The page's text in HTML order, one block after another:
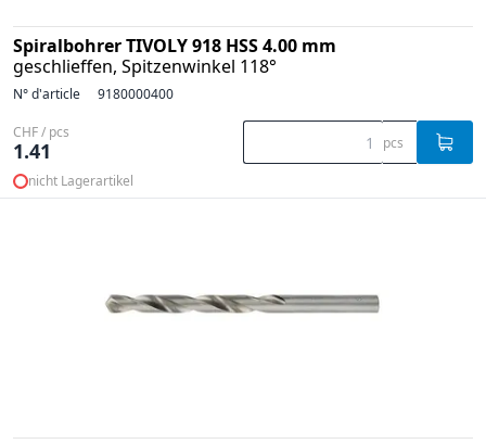
Spiralbohrer TIVOLY 918 HSS 4.00 mm
geschlieffen, Spitzenwinkel 118°
N° d'article 9180000400
CHF / pcs
1.41 pcs
nicht Lagerartikel